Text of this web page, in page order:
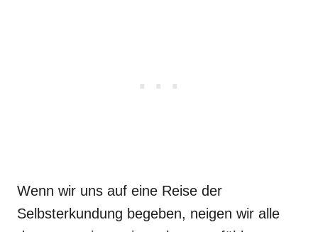
Wenn wir uns auf eine Reise der
Selbsterkundung begeben, neigen wir alle